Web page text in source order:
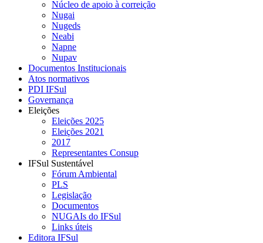
Núcleo de apoio à correição
Nugai
Nugeds
Neabi
Napne
Nupav
Documentos Institucionais
Atos normativos
PDI IFSul
Governança
Eleições
Eleições 2025
Eleições 2021
2017
Representantes Consup
IFSul Sustentável
Fórum Ambiental
PLS
Legislação
Documentos
NUGAIs do IFSul
Links úteis
Editora IFSul